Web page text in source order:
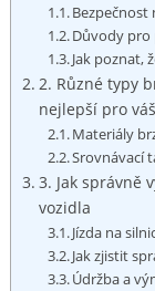
Bezpečnost
Důvody
Jak poznat,
2. Různé typy
nejlepší pro
Materiály
Srovnávací
3. Jak správně
vozidla
Jízda na
Jak zjistit
Údržba a